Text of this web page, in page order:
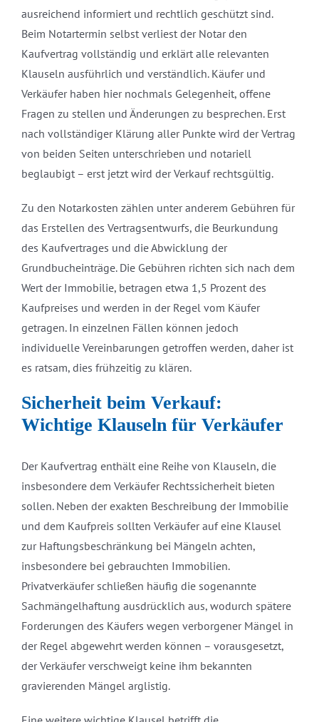
ausreichend informiert und rechtlich geschützt sind.
Beim Notartermin selbst verliest der Notar den
Kaufvertrag vollständig und erklärt alle relevanten
Klauseln ausführlich und verständlich. Käufer und
Verkäufer haben hier nochmals Gelegenheit, offene
Fragen zu stellen und Änderungen zu besprechen. Erst
nach vollständiger Klärung aller Punkte wird der Vertrag
von beiden Seiten unterschrieben und notariell
beglaubigt – erst jetzt wird der Verkauf rechtsgültig.
Zu den Notarkosten zählen unter anderem Gebühren für
das Erstellen des Vertragsentwurfs, die Beurkundung
des Kaufvertrages und die Abwicklung der
Grundbucheinträge. Die Gebühren richten sich nach dem
Wert der Immobilie, betragen etwa 1,5 Prozent des
Kaufpreises und werden in der Regel vom Käufer
getragen. In einzelnen Fällen können jedoch
individuelle Vereinbarungen getroffen werden, daher ist
es ratsam, dies frühzeitig zu klären.
Sicherheit beim Verkauf:
Wichtige Klauseln für Verkäufer
Der Kaufvertrag enthält eine Reihe von Klauseln, die
insbesondere dem Verkäufer Rechtssicherheit bieten
sollen. Neben der exakten Beschreibung der Immobilie
und dem Kaufpreis sollten Verkäufer auf eine Klausel
zur Haftungsbeschränkung bei Mängeln achten,
insbesondere bei gebrauchten Immobilien.
Privatverkäufer schließen häufig die sogenannte
Sachmängelhaftung ausdrücklich aus, wodurch spätere
Forderungen des Käufers wegen verborgener Mängel in
der Regel abgewehrt werden können – vorausgesetzt,
der Verkäufer verschweigt keine ihm bekannten
gravierenden Mängel arglistig.